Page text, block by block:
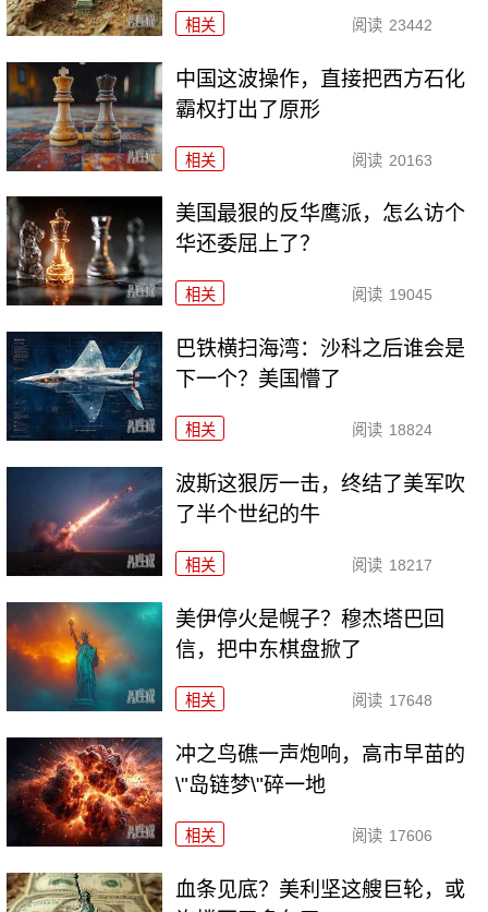
相关 阅读 23442
中国这波操作，直接把西方石化
霸权打出了原形
相关 阅读 20163
美国最狠的反华鹰派，怎么访个
华还委屈上了？
相关 阅读 19045
巴铁横扫海湾：沙科之后谁会是
下一个？美国懵了
相关 阅读 18824
波斯这狠厉一击，终结了美军吹
了半个世纪的牛
相关 阅读 18217
美伊停火是幌子？穆杰塔巴回
信，把中东棋盘掀了
相关 阅读 17648
冲之鸟礁一声炮响，高市早苗的
\"岛链梦\"碎一地
相关 阅读 17606
血条见底？美利坚这艘巨轮，或